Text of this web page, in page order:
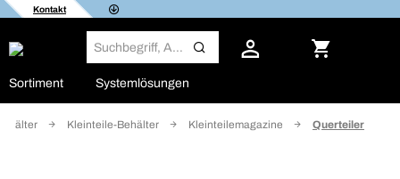
Kontakt
Sortiment Systemlösungen
Kleinteile-Behälter Kleinteilemagazine Querteiler